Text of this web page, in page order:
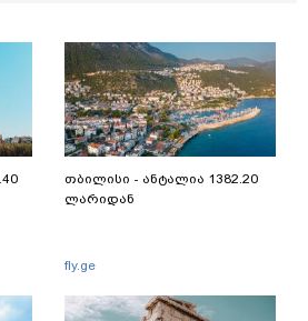
თბილისი - ანტალია 1382.20
ლარიდან
fly.ge